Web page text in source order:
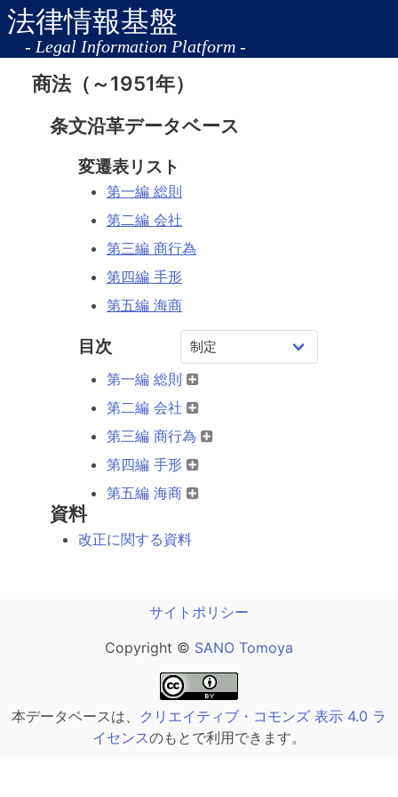
法律情報基盤
- Legal Information Platform -
商法（～1951年）
条文沿革データベース
変遷表リスト
第一編 総則
第二編 会社
第三編 商行為
第四編 手形
第五編 海商
目次
第一編 総則
第二編 会社
第三編 商行為
第四編 手形
第五編 海商
資料
改正に関する資料
サイトポリシー
Copyright © SANO Tomoya
本データベースは、 クリエイティブ・コモンズ 表示 4.0 ラ
イセンスのもとで利用できます。